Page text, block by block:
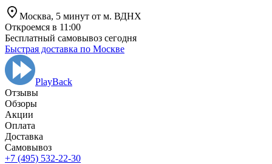
Москва, 5 минут от м. ВДНХ
Откроемся в 11:00
Бесплатный самовывоз сегодня
Быстрая доставка по Москве
PlayBack
Отзывы
Обзоры
Aкции
Оплата
Доставка
Самовывоз
+7 (495) 532-22-30